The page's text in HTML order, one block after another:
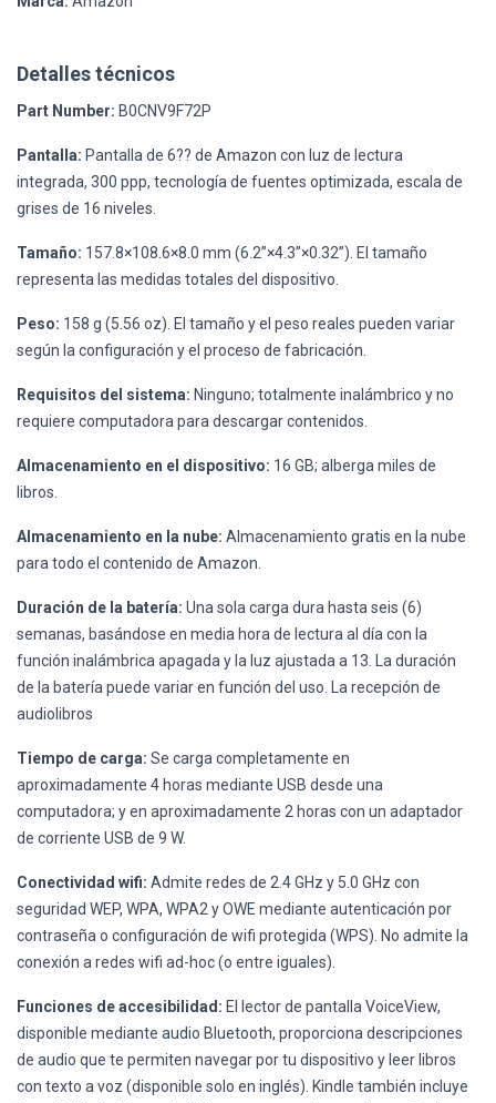
Detalles técnicos
Part Number: B0CNV9F72P
Pantalla: Pantalla de 6?? de Amazon con luz de lectura
integrada, 300 ppp, tecnología de fuentes optimizada, escala de
grises de 16 niveles.
Tamaño: 157.8×108.6×8.0 mm (6.2”×4.3”×0.32”). El tamaño
representa las medidas totales del dispositivo.
Peso: 158 g (5.56 oz). El tamaño y el peso reales pueden variar
según la configuración y el proceso de fabricación.
Requisitos del sistema: Ninguno; totalmente inalámbrico y no
requiere computadora para descargar contenidos.
Almacenamiento en el dispositivo: 16 GB; alberga miles de
libros.
Almacenamiento en la nube: Almacenamiento gratis en la nube
para todo el contenido de Amazon.
Duración de la batería: Una sola carga dura hasta seis (6)
semanas, basándose en media hora de lectura al día con la
función inalámbrica apagada y la luz ajustada a 13. La duración
de la batería puede variar en función del uso. La recepción de
audiolibros
Tiempo de carga: Se carga completamente en
aproximadamente 4 horas mediante USB desde una
computadora; y en aproximadamente 2 horas con un adaptador
de corriente USB de 9 W.
Conectividad wifi: Admite redes de 2.4 GHz y 5.0 GHz con
seguridad WEP, WPA, WPA2 y OWE mediante autenticación por
contraseña o configuración de wifi protegida (WPS). No admite la
conexión a redes wifi ad-hoc (o entre iguales).
Funciones de accesibilidad: El lector de pantalla VoiceView,
disponible mediante audio Bluetooth, proporciona descripciones
de audio que te permiten navegar por tu dispositivo y leer libros
con texto a voz (disponible solo en inglés). Kindle también incluye